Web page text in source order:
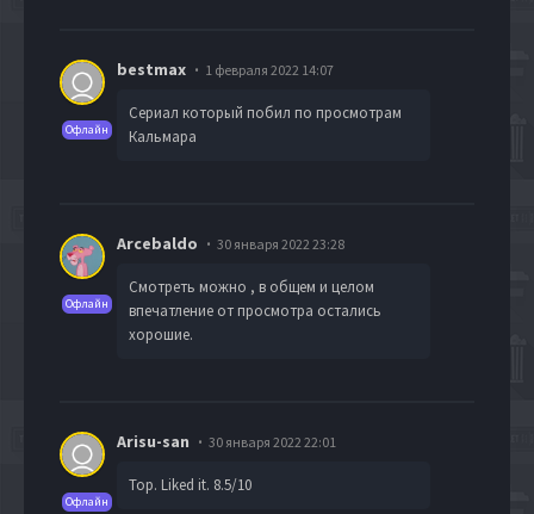
Офлайн
bestmax 1 февраля 2022 14:07
Сериал который побил по просмотрам
Кальмара
Офлайн
Arcebaldo 30 января 2022 23:28
Смотреть можно , в общем и целом
впечатление от просмотра остались
хорошие.
Офлайн
Arisu-san 30 января 2022 22:01
Top. Liked it. 8.5/10